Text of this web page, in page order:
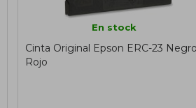
En stock
Cinta Original Epson ERC-23
Rojo